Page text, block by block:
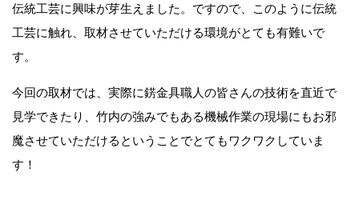
伝統工芸に興味が芽生えました。ですので、このように伝統
工芸に触れ、取材させていただける環境がとても有難いで
す。
今回の取材では、実際に錺金具職人の皆さんの技術を直近で
見学できたり、竹内の強みでもある機械作業の現場にもお邪
魔させていただけるということでとてもワクワクしていま
す！